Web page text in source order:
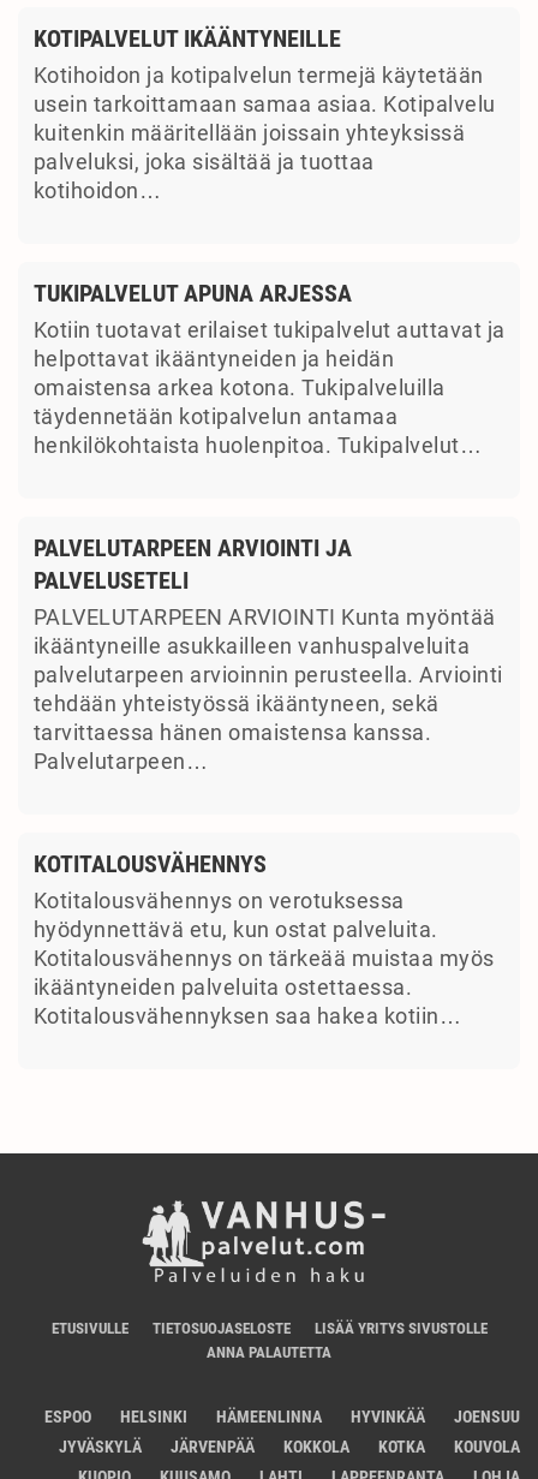
KOTIPALVELUT IKÄÄNTYNEILLE
Kotihoidon ja kotipalvelun termejä käytetään
usein tarkoittamaan samaa asiaa. Kotipalvelu
kuitenkin määritellään joissain yhteyksissä
palveluksi, joka sisältää ja tuottaa
kotihoidon…
TUKIPALVELUT APUNA ARJESSA
Kotiin tuotavat erilaiset tukipalvelut auttavat ja
helpottavat ikääntyneiden ja heidän
omaistensa arkea kotona. Tukipalveluilla
täydennetään kotipalvelun antamaa
henkilökohtaista huolenpitoa. Tukipalvelut…
PALVELUTARPEEN ARVIOINTI JA
PALVELUSETELI
PALVELUTARPEEN ARVIOINTI Kunta myöntää
ikääntyneille asukkailleen vanhuspalveluita
palvelutarpeen arvioinnin perusteella. Arviointi
tehdään yhteistyössä ikääntyneen, sekä
tarvittaessa hänen omaistensa kanssa.
Palvelutarpeen…
KOTITALOUSVÄHENNYS
Kotitalousvähennys on verotuksessa
hyödynnettävä etu, kun ostat palveluita.
Kotitalousvähennys on tärkeää muistaa myös
ikääntyneiden palveluita ostettaessa.
Kotitalousvähennyksen saa hakea kotiin…
ETUSIVULLE TIETOSUOJASELOSTE
LISÄÄ YRITYS SIVUSTOLLE
ANNA PALAUTETTA
ESPOO HELSINKI HÄMEENLINNA HYVINKÄÄ
JOENSUU
JYVÄSKYLÄ
JÄRVENPÄÄ KOKKOLA KOTKA
KOUVOLA